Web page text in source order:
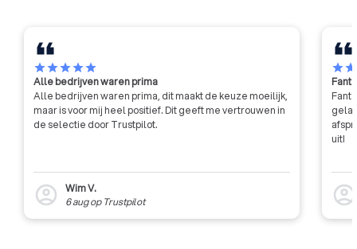
starstarstarstarstar
Alle bedrijven waren prima
Alle bedrijven waren prima, dit maakt de keuze moeilijk,
maar is voor mij heel positief. Dit geeft me vertrouwen in
de selectie door Trustpilot.
account_circle
Wim V.
6 augop Trustpilot
starstar
uit!
account_circle